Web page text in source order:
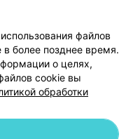
103.by
cookie
данных
файлов
в более позднее время.
о целях,
cookie вы
обработки